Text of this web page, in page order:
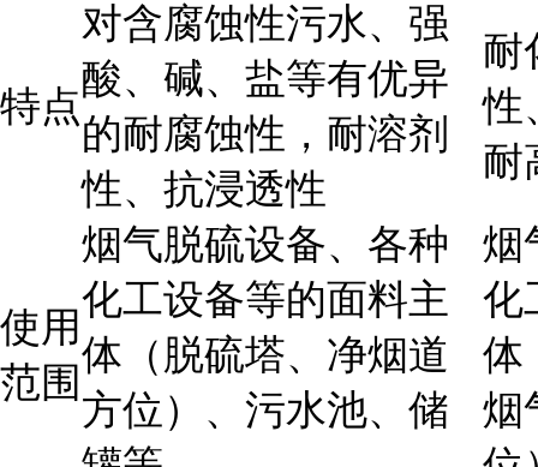
特点
对含腐蚀性污水、强
酸、碱、盐等有优异
的耐腐蚀性，耐溶剂
性、抗浸透性
耐
性
耐
使用
范围
烟气脱硫设备、各种
化工设备等的面料主
体（脱硫塔、净烟道
方位）、污水池、储
烟
化
体
烟